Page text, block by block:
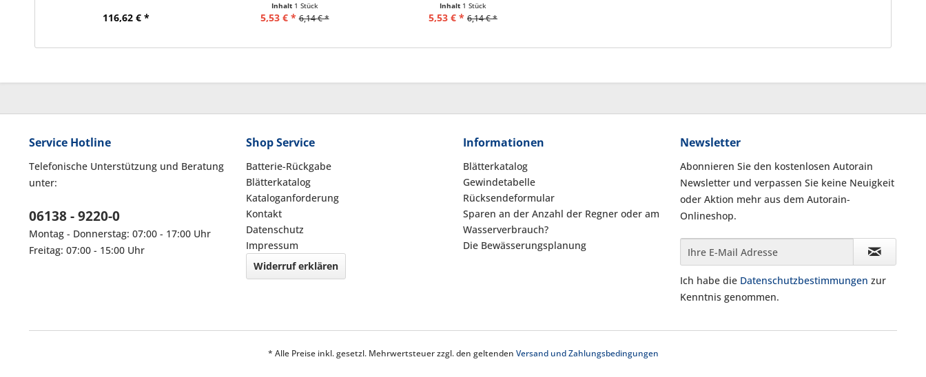
116,62 € *
Inhalt 1 Stück
5,53 € * 6,14 € *
Inhalt 1 Stück
5,53 € * 6,14 € *
Service Hotline
Telefonische Unterstützung und Beratung
unter:
06138 - 9220-0
Montag - Donnerstag: 07:00 - 17:00 Uhr
Freitag: 07:00 - 15:00 Uhr
Shop Service
Batterie-Rückgabe
Blätterkatalog
Kataloganforderung
Kontakt
Datenschutz
Impressum
Widerruf erklären
Informationen
Blätterkatalog
Gewindetabelle
Rücksendeformular
Sparen an der Anzahl der Regner oder am
Wasserverbrauch?
Die Bewässerungsplanung
Newsletter
Abonnieren Sie den kostenlosen Autorain
Newsletter und verpassen Sie keine Neuigkeit
oder Aktion mehr aus dem Autorain-
Onlineshop.
Ich habe die Datenschutzbestimmungen zur
Kenntnis genommen.
* Alle Preise inkl. gesetzl. Mehrwertsteuer zzgl. den geltenden Versand und Zahlungsbedingungen